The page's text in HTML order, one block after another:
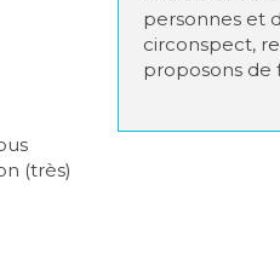
(très)
personnes et
circonspect,
proposons de